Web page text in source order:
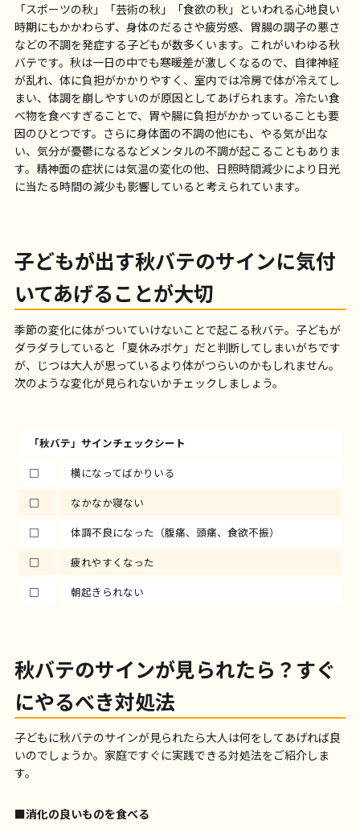
「スポーツの秋」「芸術の秋」「食欲の秋」といわれる心地良い
時期にもかかわらず、身体のだるさや疲労感、胃腸の調子の悪さ
などの不調を発症する子どもが数多くいます。これがいわゆる秋
バテです。秋は一日の中でも寒暖差が激しくなるので、自律神経
が乱れ、体に負担がかかりやすく、室内では冷房で体が冷えてし
まい、体調を崩しやすいのが原因としてあげられます。冷たい食
べ物を食べすぎることで、胃や腸に負担がかかっていることも要
因のひとつです。さらに身体面の不調の他にも、やる気が出な
い、気分が憂鬱になるなどメンタルの不調が起こることもありま
す。精神面の症状には気温の変化の他、日照時間減少により日光
に当たる時間の減少も影響していると考えられています。
子どもが出す秋バテのサインに気付
いてあげることが大切
季節の変化に体がついていけないことで起こる秋バテ。子どもが
ダラダラしていると「夏休みボケ」だと判断してしまいがちです
が、じつは大人が思っているより体がつらいのかもしれません。
次のような変化が見られないかチェックしましょう。
「秋バテ」サインチェックシート
□
横になってばかりいる
□
なかなか寝ない
□
体調不良になった（腹痛、頭痛、食欲不振）
□
疲れやすくなった
□
朝起きられない
秋バテのサインが見られたら？すぐ
にやるべき対処法
子どもに秋バテのサインが見られたら大人は何をしてあげれば良
いのでしょうか。家庭ですぐに実践できる対処法をご紹介しま
す。
■消化の良いものを食べる